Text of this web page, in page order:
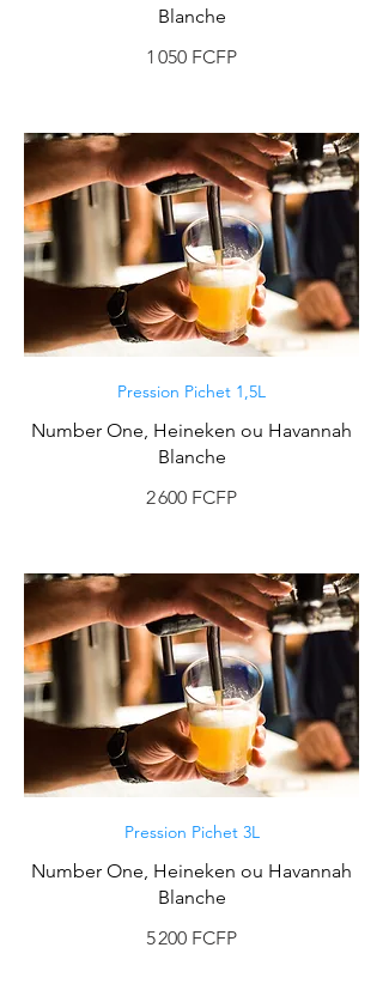
Blanche
1 050 FCFP
Pression Pichet 1,5L
Number One, Heineken ou Havannah
Blanche
2 600 FCFP
Pression Pichet 3L
Number One, Heineken ou Havannah
Blanche
5 200 FCFP